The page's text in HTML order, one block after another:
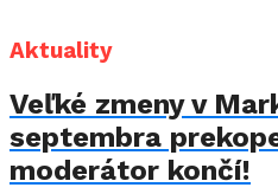
Aktuality
Veľké zmeny v
septembra
moderátor končí!